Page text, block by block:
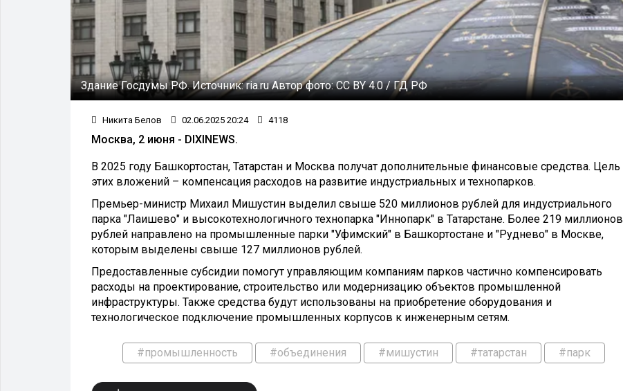
Здание Госдумы РФ.Источник:ria.ruАвтор фото:CC BY 4.0 / ГД РФ
Никита Белов 02.06.2025 20:24 4118
Москва, 2 июня - DIXINEWS.
В 2025 году Башкортостан, Татарстан и Москва получат дополнительные финансовые средства. Цель
этих вложений – компенсация расходов на развитие индустриальных и технопарков.
Премьер-министр Михаил Мишустин выделил свыше 520 миллионов рублей для индустриального
парка "Лаишево" и высокотехнологичного технопарка "Иннопарк" в Татарстане. Более 219 миллионов
рублей направлено на промышленные парки "Уфимский" в Башкортостане и "Руднево" в Москве,
которым выделены свыше 127 миллионов рублей.
Предоставленные субсидии помогут управляющим компаниям парков частично компенсировать
расходы на проектирование, строительство или модернизацию объектов промышленной
инфраструктуры. Также средства будут использованы на приобретение оборудования и
технологическое подключение промышленных корпусов к инженерным сетям.
#промышленность #объединения #мишустин #татарстан #парк